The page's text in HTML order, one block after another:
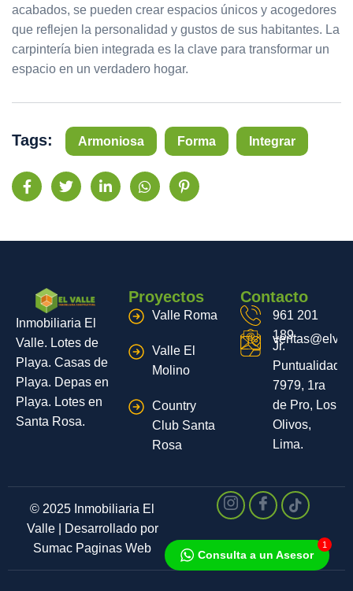
acabados, se pueden crear espacios únicos y acogedores
que reflejen la personalidad y gustos de sus habitantes. La
carpintería bien integrada es la clave para transformar un
espacio en un verdadero hogar.
Tags: Armoniosa Forma Integrar
Inmobiliaria El
Valle. Lotes de
Playa. Casas de
Playa. Depas en
Playa. Lotes en
Santa Rosa.
Proyectos
Valle Roma
Valle El
Molino
Country
Club Santa
Rosa
Contacto
961 201
189
Jr.
Puntualidad
7979, 1ra
de Pro, Los
Olivos,
Lima.
© 2025 Inmobiliaria El
Valle | Desarrollado por
Sumac Paginas Web
Consulta a un Asesor
1